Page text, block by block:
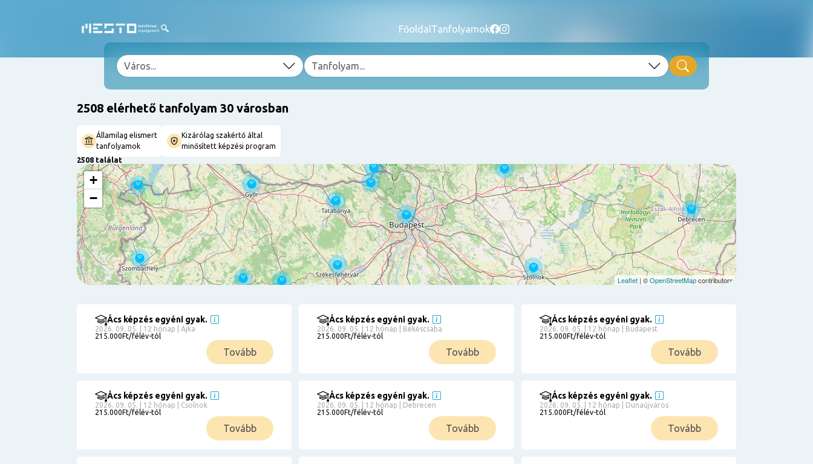
Főoldal Tanfolyamok
2508 elérhető tanfolyam 30 városban
Államilag elismert
tanfolyamok
Kizárólag szakértő által
minősített képzési program
2508 találat
+
−
Leaflet | ©OpenStreetMapcontributors
Szűrés
Érettségi
Ács képzés egyéni gyak.
2026. 09. 05. | 12 hónap | Ajka
215.000Ft/félév-tól
Tovább
Ács képzés egyéni gyak.
2026. 09. 05. | 12 hónap | Békéscsaba
215.000Ft/félév-tól
Tovább
Ács képzés egyéni gyak.
2026. 09. 05. | 12 hónap | Budapest
215.000Ft/félév-tól
Tovább
Ács képzés egyéni gyak.
2026. 09. 05. | 12 hónap | Csolnok
215.000Ft/félév-tól
Tovább
Ács képzés egyéni gyak.
2026. 09. 05. | 12 hónap | Debrecen
215.000Ft/félév-tól
Tovább
Ács képzés egyéni gyak.
2026. 09. 05. | 12 hónap | Dunaújváros
215.000Ft/félév-tól
Tovább